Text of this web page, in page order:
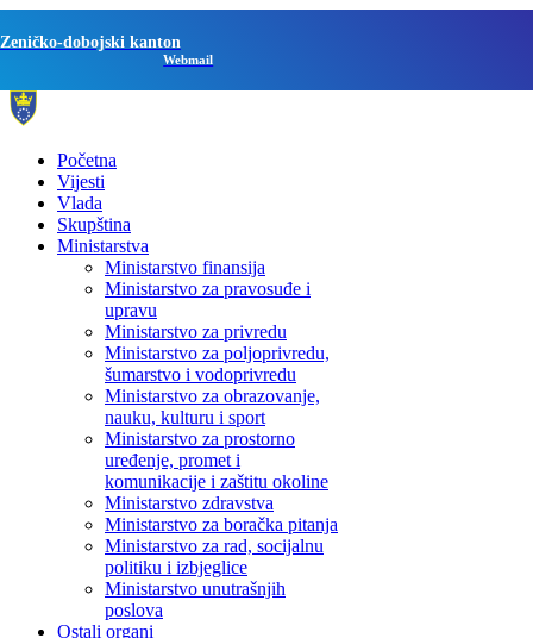
Zeničko-dobojski kanton
Webmail
Početna
Vijesti
Vlada
Skupština
Ministarstva
Ministarstvo finansija
Ministarstvo za pravosuđe i
upravu
Ministarstvo za privredu
Ministarstvo za poljoprivredu,
šumarstvo i vodoprivredu
Ministarstvo za obrazovanje,
nauku, kulturu i sport
Ministarstvo za prostorno
uređenje, promet i
komunikacije i zaštitu okoline
Ministarstvo zdravstva
Ministarstvo za boračka pitanja
Ministarstvo za rad, socijalnu
politiku i izbjeglice
Ministarstvo unutrašnjih
poslova
Ostali organi